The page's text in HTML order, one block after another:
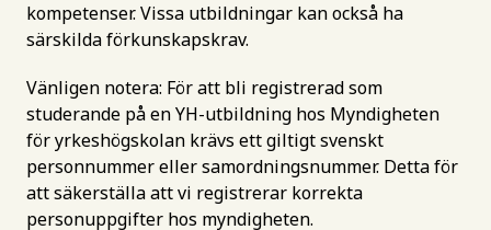
kompetenser. Vissa utbildningar kan också ha
särskilda förkunskapskrav.
Vänligen notera: För att bli registrerad som
studerande på en YH-utbildning hos Myndigheten
för yrkeshögskolan krävs ett giltigt svenskt
personnummer eller samordningsnummer. Detta för
att säkerställa att vi registrerar korrekta
personuppgifter hos myndigheten.